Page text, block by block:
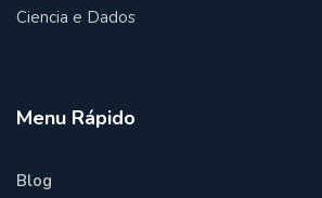
Ciencia e Dados
Menu Rápido
Blog